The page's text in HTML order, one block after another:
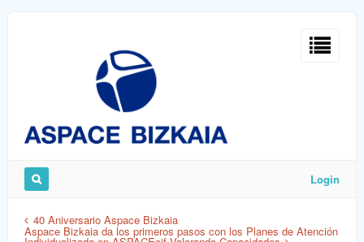
Remember
Me
Login
40 Aniversario Aspace Bizkaia
Aspace Bizkaia da los primeros pasos con los Planes de Atención